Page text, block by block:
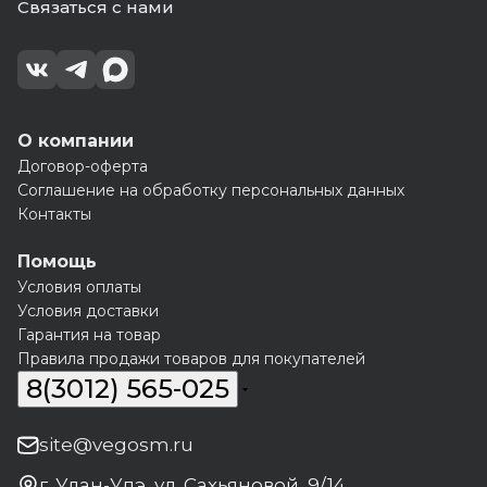
Связаться с нами
О компании
Договор-оферта
Соглашение на обработку персональных данных
Контакты
Помощь
Условия оплаты
Условия доставки
Гарантия на товар
Правила продажи товаров для покупателей
8(3012) 565-025
site@vegosm.ru